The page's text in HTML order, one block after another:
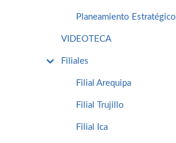
Planeamiento Estratégico
VIDEOTECA
Filiales
Filial Arequipa
Filial Trujillo
Filial Ica